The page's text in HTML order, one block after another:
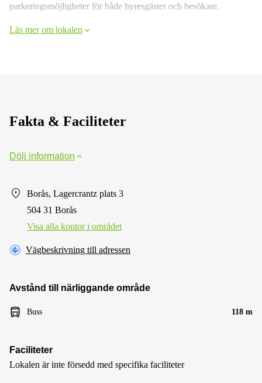
parkeringsmöjligheter för både hyresgäster och besökare.
Läs mer om lokalen
Fakta & Faciliteter
Dölj information
Borås, Lagercrantz plats 3
504 31 Borås
Visa alla kontor i området
Vägbeskrivning till adressen
Avstånd till närliggande område
Buss 118 m
Faciliteter
Lokalen är inte försedd med specifika faciliteter